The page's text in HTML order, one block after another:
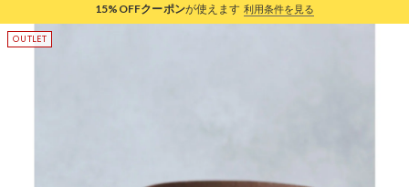
15%OFFクーポンが使えます 利用条件を見る